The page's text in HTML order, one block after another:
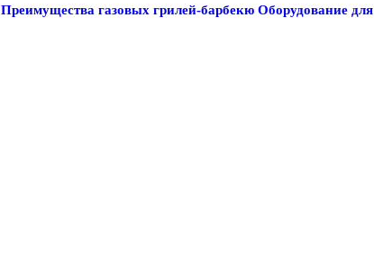
Преимущества газовых грилей-барбекю Оборудование для